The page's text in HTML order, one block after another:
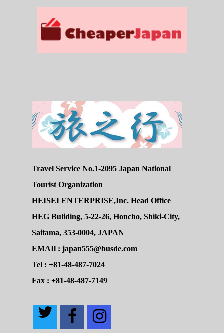
Travel Service No.1-2095 Japan National
Tourist Organization
HEISEI ENTERPRISE,Inc. Head Office
HEG Buliding, 5-22-26, Honcho, Shiki-City,
Saitama, 353-0004, JAPAN
EMAIl : japan555@busde.com
Tel : +81-48-487-7024
Fax : +81-48-487-7149